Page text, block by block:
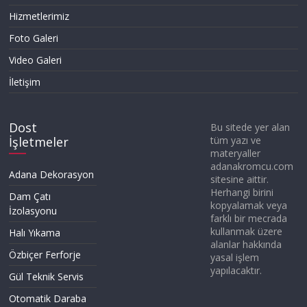
Hizmetlerimiz
Foto Galeri
Video Galeri
İletişim
Dost
İşletmeler
Adana Dekorasyon
Dam Çatı
İzolasyonu
Halı Yıkama
Özbiçer Ferforje
Gül Teknik Servis
Otomatik Daraba
Bu sitede yer alan
tüm yazı ve
materyaller
adanakromcu.com
sitesine aittir.
Herhangi birini
kopyalamak veya
farklı bir mecrada
kullanmak üzere
alanlar hakkında
yasal işlem
yapılacaktır.